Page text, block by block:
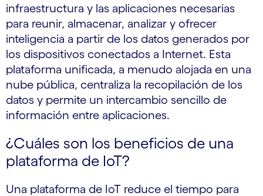
infraestructura y las aplicaciones necesarias
para reunir, almacenar, analizar y ofrecer
inteligencia a partir de los datos generados por
los dispositivos conectados a Internet. Esta
plataforma unificada, a menudo alojada en una
nube pública, centraliza la recopilación de los
datos y permite un intercambio sencillo de
información entre aplicaciones.
¿Cuáles son los beneficios de una
plataforma de IoT?
Una plataforma de IoT reduce el tiempo para